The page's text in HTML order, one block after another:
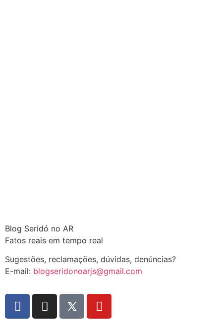
Blog Seridó no AR
Fatos reais em tempo real
Sugestões, reclamações, dúvidas, denúncias?
E-mail: blogseridonoarjs@gmail.com